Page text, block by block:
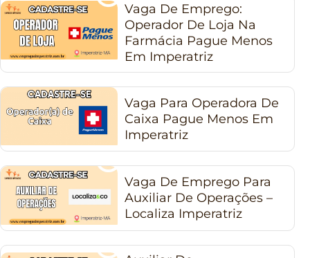
Vaga De Emprego:
Operador De Loja Na
Farmácia Pague Menos
Em Imperatriz
Vaga Para Operadora De
Caixa Pague Menos Em
Imperatriz
Vaga De Emprego Para
Auxiliar De Operações –
Localiza Imperatriz